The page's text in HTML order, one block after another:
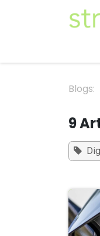
Zum Inhalt springen
Blogs:
9